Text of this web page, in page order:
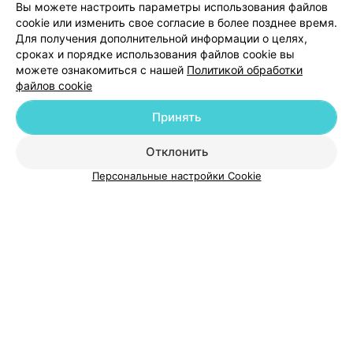
Добавить компанию
Вы можете настроить параметры использования файлов
cookie или изменить свое согласие в более позднее время.
Для получения дополнительной информации о целях,
сроках и порядке использования файлов cookie вы
можете ознакомиться с нашей Политикой обработки
файлов cookie
Отклонить
Принять
Персональные настройки Cookie